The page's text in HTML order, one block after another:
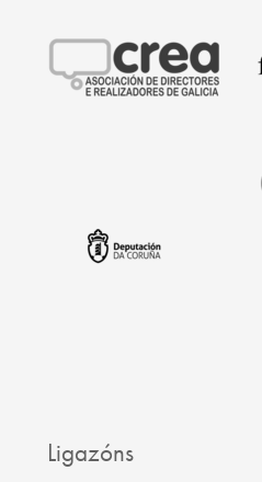
Ligazóns